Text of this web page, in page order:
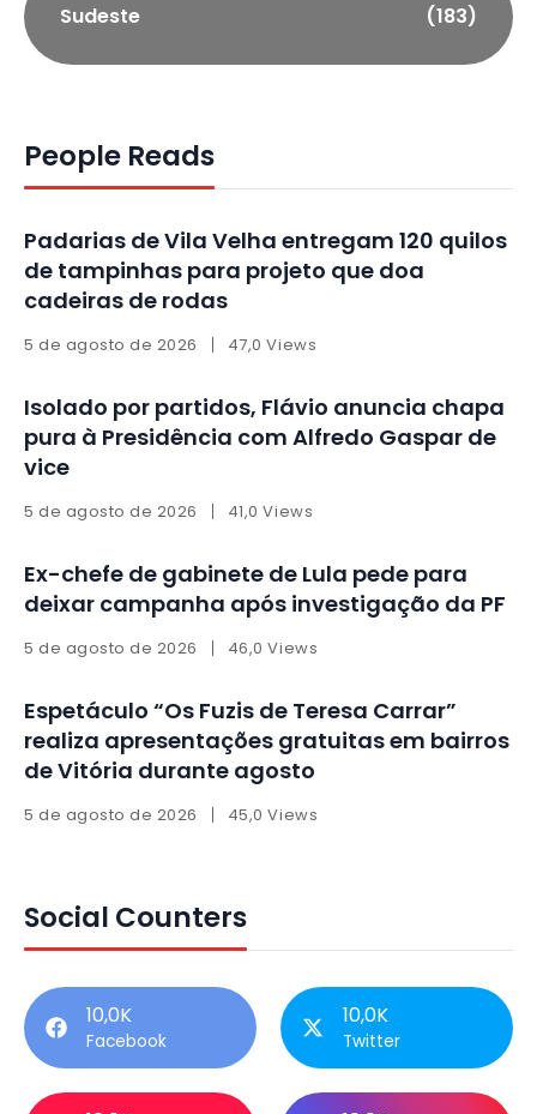
Sudeste (183)
People Reads
Padarias de Vila Velha entregam 120 quilos
de tampinhas para projeto que doa
cadeiras de rodas
5 de agosto de 2026 47,0 Views
Isolado por partidos, Flávio anuncia chapa
pura à Presidência com Alfredo Gaspar de
vice
5 de agosto de 2026 41,0 Views
Ex-chefe de gabinete de Lula pede para
deixar campanha após investigação da PF
5 de agosto de 2026 46,0 Views
Espetáculo “Os Fuzis de Teresa Carrar”
realiza apresentações gratuitas em bairros
de Vitória durante agosto
5 de agosto de 2026 45,0 Views
Social Counters
10,0K
Facebook
10,0K
Twitter